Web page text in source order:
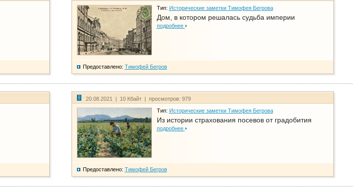
Тип: Исторические заметки Тимофея Бегрова
Дом, в котором решалась судьба империи
подробнее
Предоставлено: Тимофей Бегров
20.08.2021 | 10 Кбайт | просмотров: 979
Тип: Исторические заметки Тимофея Бегрова
Из истории страхования посевов от градобития
подробнее
Предоставлено: Тимофей Бегров